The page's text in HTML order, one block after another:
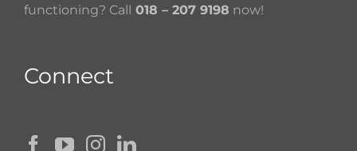
functioning? Call
018 – 207 9198 now!
Connect